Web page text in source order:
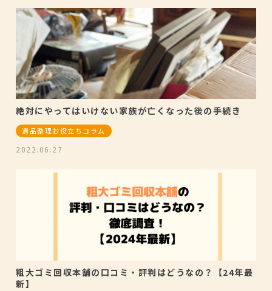
絶対にやってはいけない家族が亡くなった後の手続き
遺品整理お役立ちコラム
2022.06.27
粗大ゴミ回収本舗の口コミ・評判はどうなの？【24年最
新】